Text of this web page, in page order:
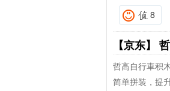
8
【京东】
哲高自行車积
简单拼装，提